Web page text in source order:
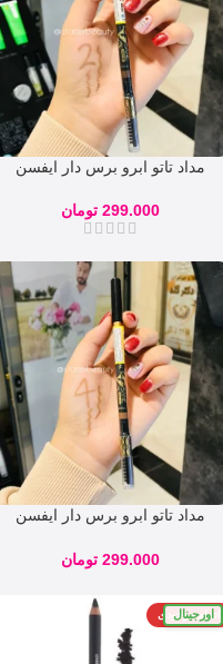
مداد تاتو ابرو برس دار ایفسن
299.000 تومان
مداد تاتو ابرو برس دار ایفسن
299.000 تومان
اورجینال
اتمام موجودی